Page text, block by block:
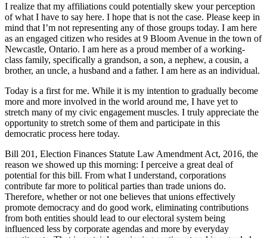
I realize that my affiliations could potentially skew your perception
of what I have to say here. I hope that is not the case. Please keep in
mind that I’m not representing any of those groups today. I am here
as an engaged citizen who resides at 9 Bloom Avenue in the town of
Newcastle, Ontario. I am here as a proud member of a working-
class family, specifically a grandson, a son, a nephew, a cousin, a
brother, an uncle, a husband and a father. I am here as an individual.
Today is a first for me. While it is my intention to gradually become
more and more involved in the world around me, I have yet to
stretch many of my civic engagement muscles. I truly appreciate the
opportunity to stretch some of them and participate in this
democratic process here today.
Bill 201, Election Finances Statute Law Amendment Act, 2016, the
reason we showed up this morning: I perceive a great deal of
potential for this bill. From what I understand, corporations
contribute far more to political parties than trade unions do.
Therefore, whether or not one believes that unions effectively
promote democracy and do good work, eliminating contributions
from both entities should lead to our electoral system being
influenced less by corporate agendas and more by everyday